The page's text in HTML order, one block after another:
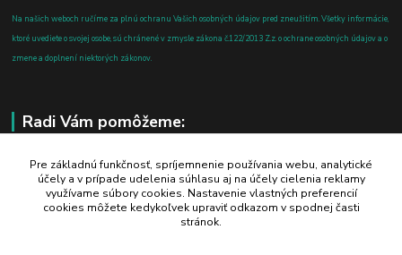
Na našich weboch ručíme za plnú ochranu Vašich osobných údajov pred zneužitím. Všetky informácie,
ktoré uvediete o svojej osobe, sú chránené v zmysle zákona č.122/2013 Z.z. o ochrane osobných údajov a o
zmene a doplnení niektorých zákonov.
Radi Vám pomôžeme:
+421 908 700 612
po-pia: 8.00 - 16.00
business@jtf.sk
Pre základnú funkčnosť, spríjemnenie používania webu, analytické
účely a v prípade udelenia súhlasu aj na účely cielenia reklamy
využívame súbory cookies. Nastavenie vlastných preferencií
cookies môžete kedykoľvek upraviť odkazom v spodnej časti
stránok.